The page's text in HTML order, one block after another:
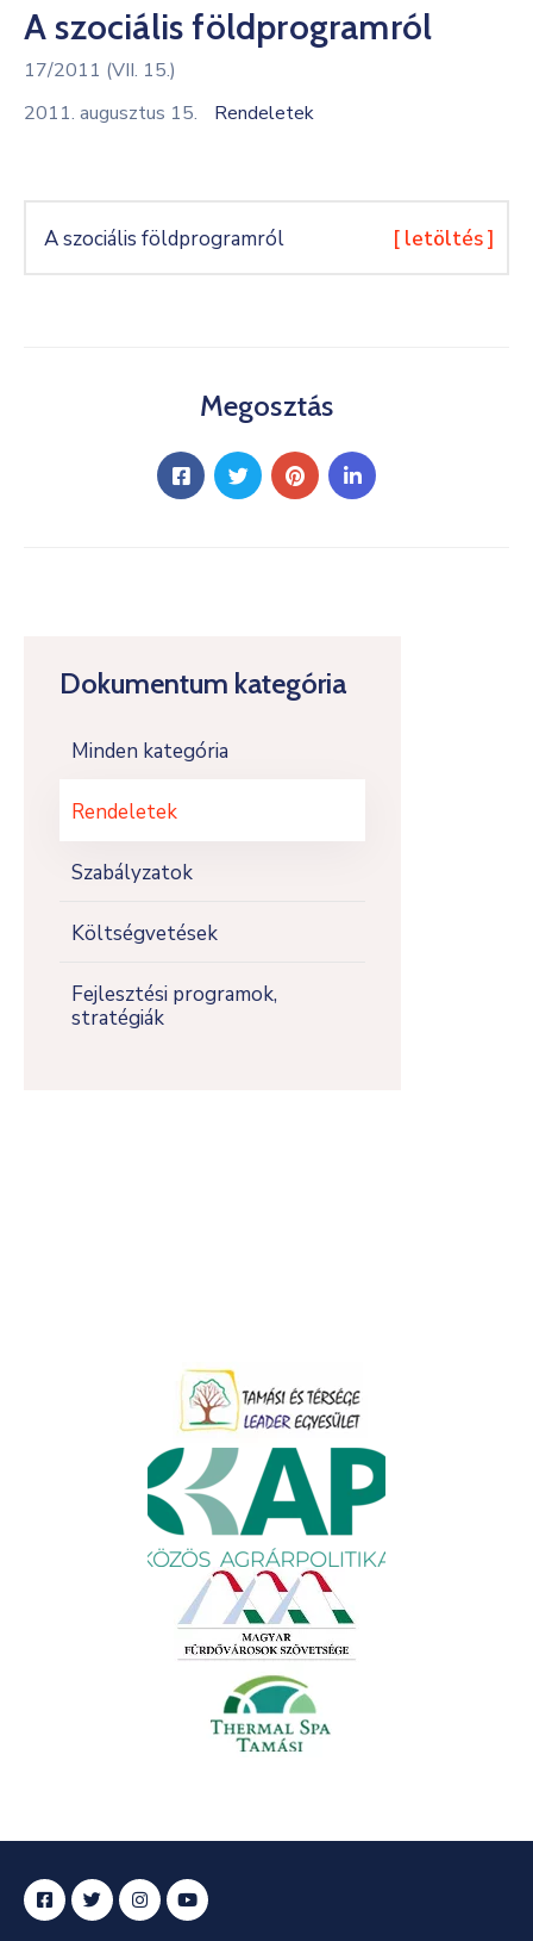
Kultúra
Keresés
Dokumentum kategória
Minden kategória
Rendeletek
Szabályzatok
Költségvetések
Fejlesztési programok,
stratégiák
A szociális földprogramról
17/2011 (VII. 15.)
2011. augusztus 15.
Rendeletek
A szociális földprogramról [ letöltés ]
Megosztás